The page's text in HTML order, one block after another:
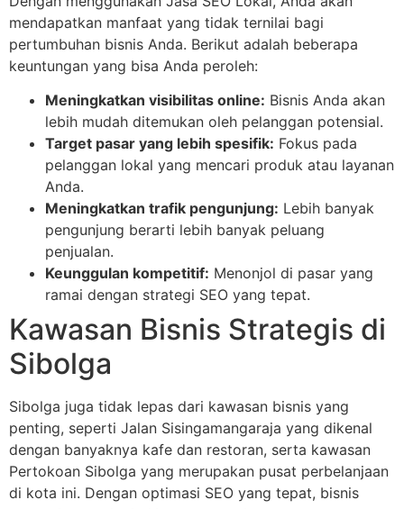
mendapatkan manfaat yang tidak ternilai bagi
pertumbuhan bisnis Anda. Berikut adalah beberapa
keuntungan yang bisa Anda peroleh:
Meningkatkan visibilitas online: Bisnis Anda akan
lebih mudah ditemukan oleh pelanggan potensial.
Target pasar yang lebih spesifik: Fokus pada
pelanggan lokal yang mencari produk atau layanan
Anda.
Meningkatkan trafik pengunjung: Lebih banyak
pengunjung berarti lebih banyak peluang
penjualan.
Keunggulan kompetitif: Menonjol di pasar yang
ramai dengan strategi SEO yang tepat.
Kawasan Bisnis Strategis di
Sibolga
Sibolga juga tidak lepas dari kawasan bisnis yang
penting, seperti Jalan Sisingamangaraja yang dikenal
dengan banyaknya kafe dan restoran, serta kawasan
Pertokoan Sibolga yang merupakan pusat perbelanjaan
di kota ini. Dengan optimasi SEO yang tepat, bisnis